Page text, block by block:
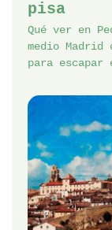
pisa
Qué ver en
medio Madrid
para